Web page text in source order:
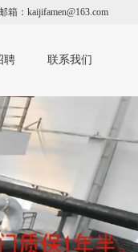
：kaijifamen@163.com
聘 联系我们